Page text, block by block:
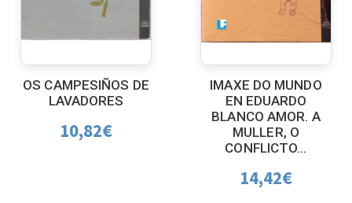
OS CAMPESIÑOS DE
LAVADORES
10,82€
IMAXE DO MUNDO
EN EDUARDO
BLANCO AMOR. A
MULLER, O
CONFLICTO...
14,42€